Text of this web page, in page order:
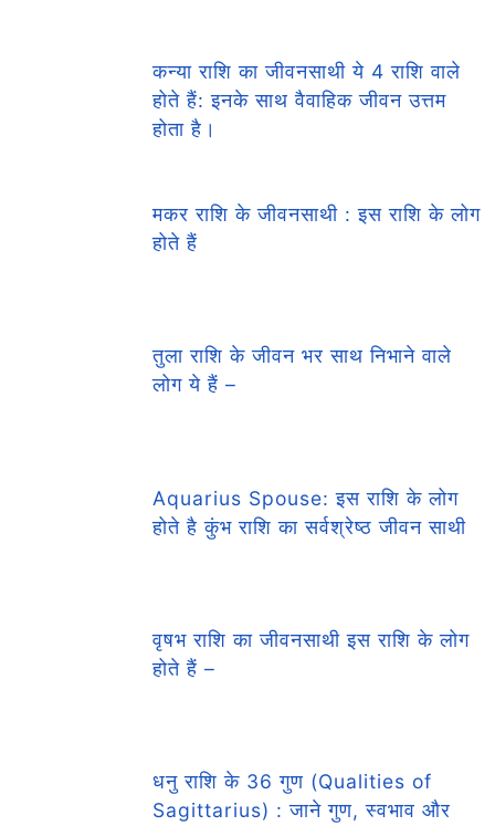
कन्या राशि का जीवनसाथी ये 4 राशि वाले
होते हैं: इनके साथ वैवाहिक जीवन उत्तम
होता है।
मकर राशि के जीवनसाथी : इस राशि के लोग
होते हैं
तुला राशि के जीवन भर साथ निभाने वाले
लोग ये हैं –
Aquarius Spouse: इस राशि के लोग
होते है कुंभ राशि का सर्वश्रेष्ठ जीवन साथी
वृषभ राशि का जीवनसाथी इस राशि के लोग
होते हैं –
धनु राशि के 36 गुण (Qualities of
Sagittarius) : जाने गुण, स्वभाव और